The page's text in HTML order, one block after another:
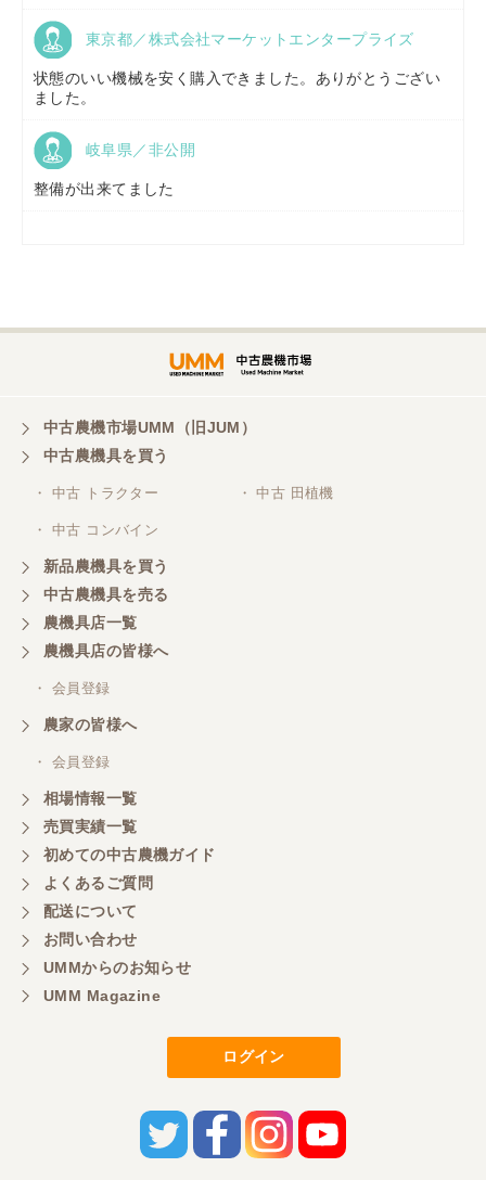
福島県／(有)草野商事
山形県／株式会社ノーキステージ
株式会社トミタモータース
三重県／株式会社 ケイ・エス・エンタープライズ
東京都／株式会社マーケットエンタープライズ
状態のいい機械を安く購入できました。ありがとうござい
ました。
岐阜県／非公開
整備が出来てました
中古農機市場UMM（旧JUM）
中古農機具を買う
・ 中古 トラクター ・ 中古 田植機
・ 中古 コンバイン
新品農機具を買う
中古農機具を売る
農機具店一覧
農機具店の皆様へ
・ 会員登録
農家の皆様へ
・ 会員登録
相場情報一覧
売買実績一覧
初めての中古農機ガイド
よくあるご質問
配送について
お問い合わせ
UMMからのお知らせ
UMM Magazine
ログイン